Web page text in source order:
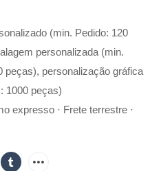
(min. Pedido: 120
personalizada (min.
peças), personalização gráfica
1000 peças)
expresso · Frete terrestre ·